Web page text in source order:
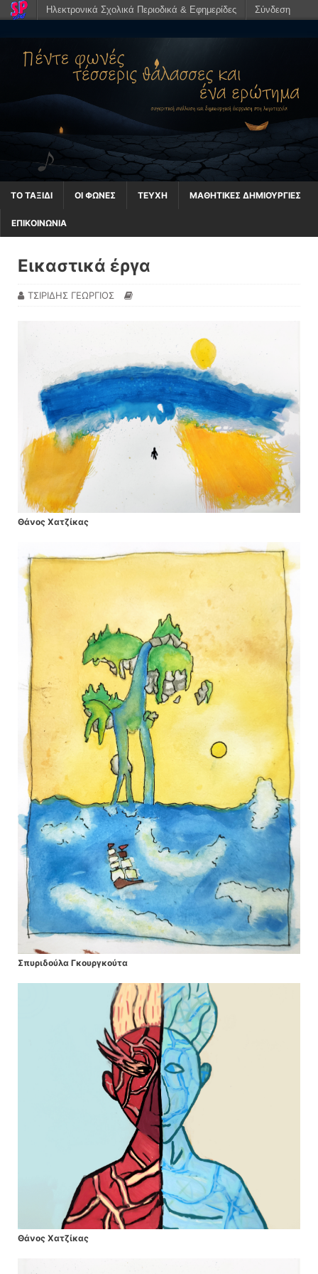
ΤΟ ΤΑΞΊΔΙ ΟΙ ΦΩΝΈΣ ΤΕΥΧΗ ΜΑΘΗΤΙΚΈΣ ΔΗΜΙΟΥΡΓΊΕΣ
ΕΠΙΚΟΙΝΩΝΙΑ
Εικαστικά έργα
ΤΣΙΡΙΔΗΣ ΓΕΩΡΓΙΟΣ
Θάνος Χατζίκας
Σπυριδούλα Γκουργκούτα
Θάνος Χατζίκας
Ηλεκτρονικά Σχολικά Περιοδικά & Εφημερίδες Σύνδεση